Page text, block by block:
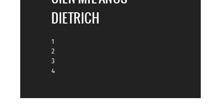
DIETRICH
1
2
3
4